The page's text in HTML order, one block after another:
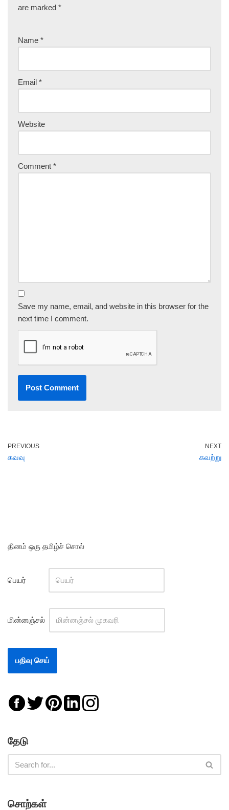
are marked *
Name *
Email *
Website
Comment *
Save my name, email, and website in this browser for the
next time I comment.
PREVIOUS
கவவு
NEXT
கவற்று
தினம் ஒரு தமிழ்ச் சொல்
பெயர்
மின்னஞ்சல்
தேடு
சொற்கள்